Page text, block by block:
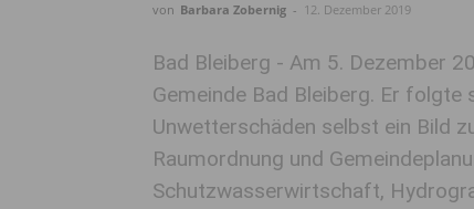
von Barbara Zobernig - 12. Dezember 2019
Bad Bleiberg - Am 5. Dezember
Gemeinde Bad Bleiberg. Er folgte
Unwetterschäden selbst ein Bild
Raumordnung und
Schutzwasserwirtschaft,